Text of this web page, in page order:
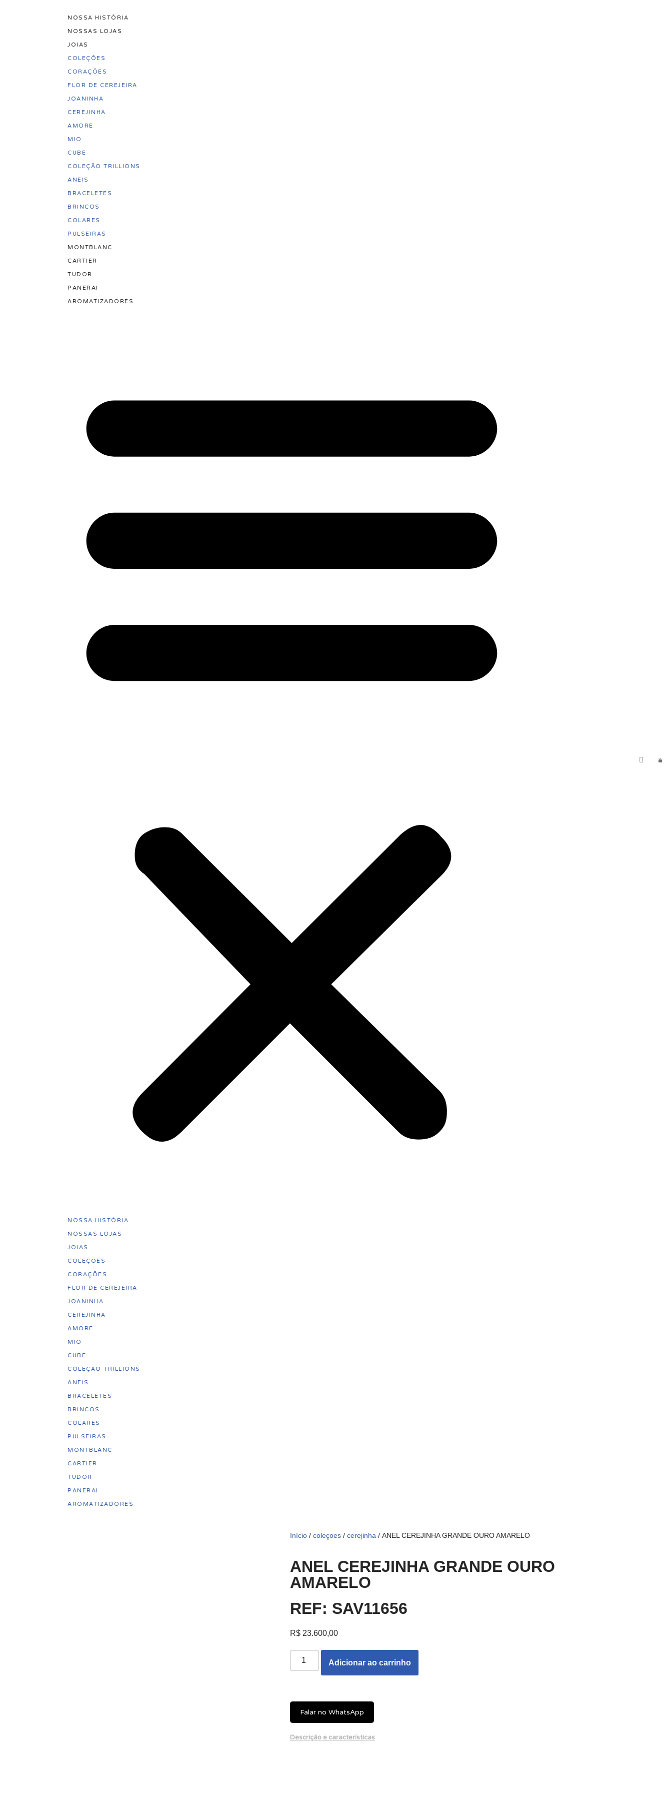
NOSSA HISTÓRIA
NOSSAS LOJAS
JOIAS
COLEÇÕES
CORAÇÕES
FLOR DE CEREJEIRA
JOANINHA
CEREJINHA
AMORE
MIO
CUBE
COLEÇÃO TRILLIONS
ANEIS
BRACELETES
BRINCOS
COLARES
PULSEIRAS
MONTBLANC
CARTIER
TUDOR
PANERAI
AROMATIZADORES
NOSSA HISTÓRIA
NOSSAS LOJAS
JOIAS
COLEÇÕES
CORAÇÕES
FLOR DE CEREJEIRA
JOANINHA
CEREJINHA
AMORE
MIO
CUBE
COLEÇÃO TRILLIONS
ANEIS
BRACELETES
BRINCOS
COLARES
PULSEIRAS
MONTBLANC
CARTIER
TUDOR
PANERAI
AROMATIZADORES
Início / coleçoes / cerejinha / ANEL CEREJINHA GRANDE OURO AMARELO
ANEL CEREJINHA GRANDE OURO
AMARELO
REF: SAV11656
R$ 23.600,00
Adicionar ao carrinho
Falar no WhatsApp
Descrição e características